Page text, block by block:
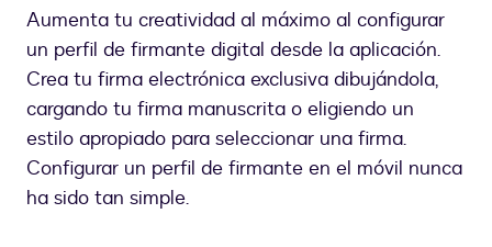
Aumenta tu creatividad al máximo al configurar
un perfil de firmante digital desde la aplicación.
Crea tu firma electrónica exclusiva dibujándola,
cargando tu firma manuscrita o eligiendo un
estilo apropiado para seleccionar una firma.
Configurar un perfil de firmante en el móvil nunca
ha sido tan simple.